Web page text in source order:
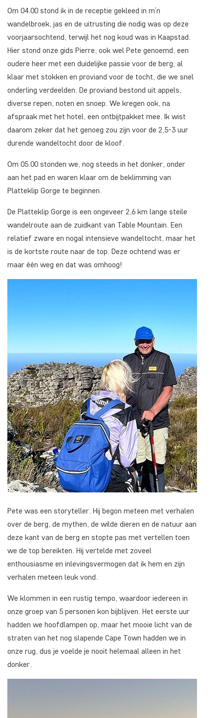
Om 04.00 stond ik in de receptie gekleed in m’n
wandelbroek, jas en de uitrusting die nodig was op deze
voorjaarsochtend, terwijl het nog koud was in Kaapstad.
Hier stond onze gids Pierre, ook wel Pete genoemd, een
oudere heer met een duidelijke passie voor de berg, al
klaar met stokken en proviand voor de tocht, die we snel
onderling verdeelden. De proviand bestond uit appels,
diverse repen, noten en snoep. We kregen ook, na
afspraak met het hotel, een ontbijtpakket mee. Ik wist
daarom zeker dat het genoeg zou zijn voor de 2,5-3 uur
durende wandeltocht door de kloof.
Om 05.00 stonden we, nog steeds in het donker, onder
aan het pad en waren klaar om de beklimming van
Platteklip Gorge te beginnen.
De Platteklip Gorge is een ongeveer 2,6 km lange steile
wandelroute aan de zuidkant van Table Mountain. Een
relatief zware en nogal intensieve wandeltocht, maar het
is de kortste route naar de top. Deze ochtend was er
maar één weg en dat was omhoog!
Pete was een storyteller. Hij begon meteen met verhalen
over de berg, de mythen, de wilde dieren en de natuur aan
deze kant van de berg en stopte pas met vertellen toen
we de top bereikten. Hij vertelde met zoveel
enthousiasme en inlevingsvermogen dat ik hem en zijn
verhalen meteen leuk vond.
We klommen in een rustig tempo, waardoor iedereen in
onze groep van 5 personen kon bijblijven. Het eerste uur
hadden we hoofdlampen op, maar het mooie licht van de
straten van het nog slapende Cape Town hadden we in
onze rug, dus je voelde je nooit helemaal alleen in het
donker.